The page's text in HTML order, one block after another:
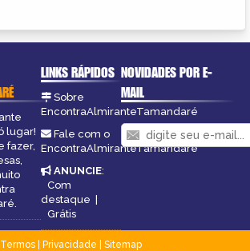
lugar!
fazer,
LINKS RÁPIDOS
Sobre
EncontraAlmiranteTamandaré
Fale com o
EncontraAlmiranteTamandaré
ANUNCIE:
Com
destaque |
Grátis
NOVIDADES POR E-
MAIL
Termos| Privacidade
Sitemap